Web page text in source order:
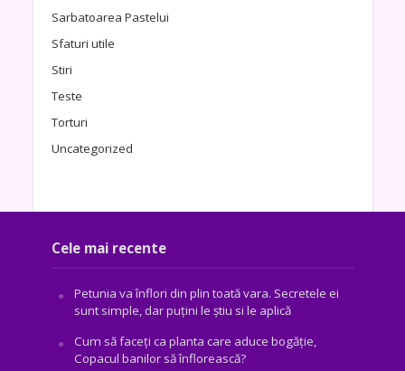
Sarbatoarea Pastelui
Sfaturi utile
Stiri
Teste
Torturi
Uncategorized
Cele mai recente
Petunia va înflori din plin toată vara. Secretele ei
sunt simple, dar puțini le știu si le aplică
Cum să faceți ca planta care aduce bogăţie,
Copacul banilor să înflorească?